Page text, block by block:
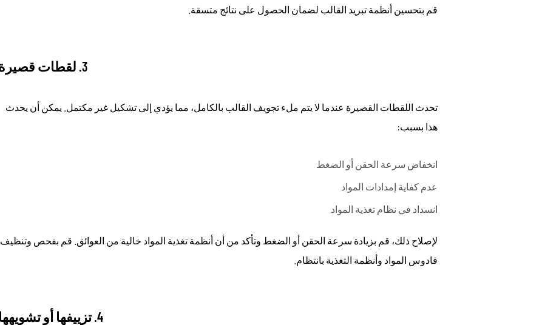
7
قم بتحسين أنظمة تبريد القالب لضمان الحصول على نتائج متسقة.
3. لقطات قصيرة
تحدث اللقطات القصيرة عندما لا يتم ملء تجويف القالب بالكامل، مما يؤدي إلى تشكيل غير مكتمل. يمكن أن يحدث
هذا بسبب:
انخفاض سرعة الحقن أو الضغط
عدم كفاية إمدادات المواد
انسداد في نظام تغذية المواد
لإصلاح ذلك، قم بزيادة سرعة الحقن أو الضغط وتأكد من أن أنظمة تغذية المواد خالية من العوائق. قم بفحص وتنظيف
قادوس المواد وأنظمة التغذية بانتظام.
4. تزييفها أو تشويهها